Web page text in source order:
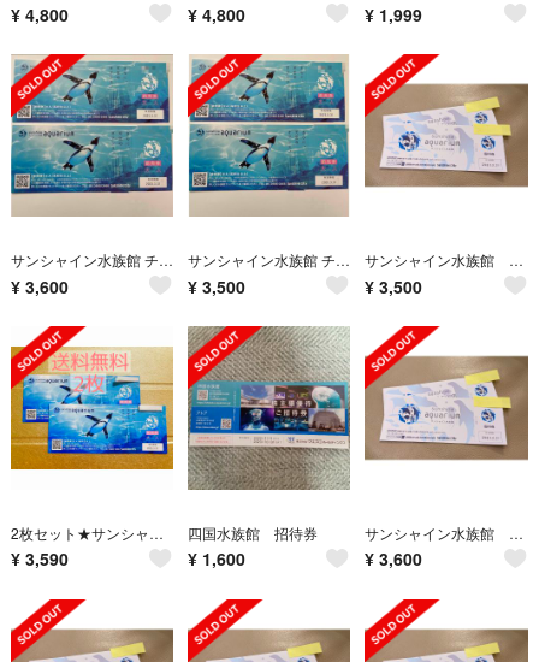
¥ 4,800 ¥ 4,800 ¥ 1,999
サンシャイン水族館 チケット2枚セット 2023.3.31まで
¥ 3,600
サンシャイン水族館 チケット2枚セット 2023.3.31まで
¥ 3,500
サンシャイン水族館 入場券 招待券2枚 有効期限2023年3月31日
¥ 3,500
2枚セット★サンシャイン水族館大人入場チケット★有効期限: 2023.3.31
¥ 3,590
四国水族館 招待券
¥ 1,600
サンシャイン水族館 入場券 招待券2枚 有効期限2023年3月31日
¥ 3,600